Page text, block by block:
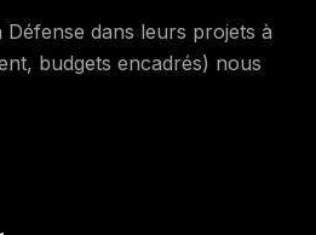
dans leurs projets à
budgets encadrés) nous